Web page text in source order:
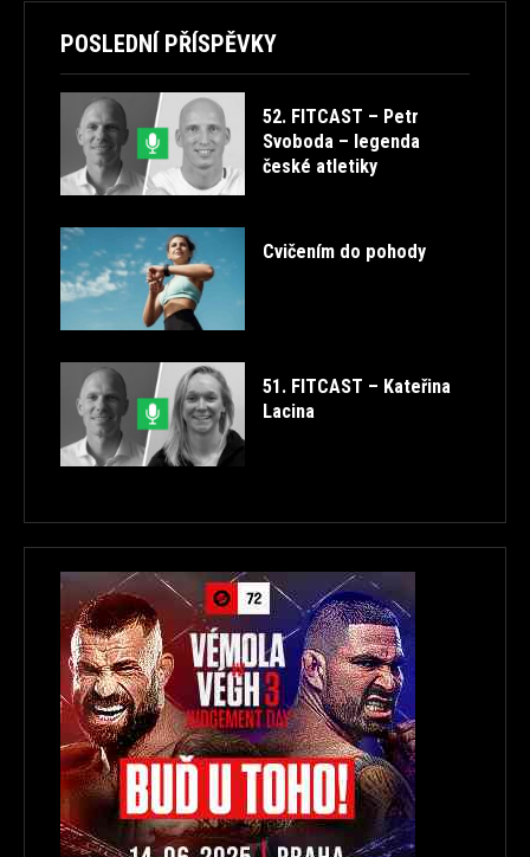
POSLEDNÍ PŘÍSPĚVKY
52. FITCAST – Petr
Svoboda – legenda
české atletiky
Cvičením do pohody
51. FITCAST – Kateřina
Lacina